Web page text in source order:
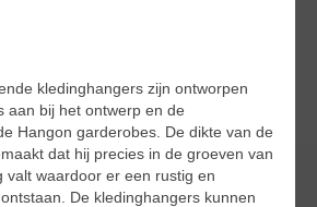
kledinghangers zijn ontworpen
aan bij het ontwerp en de
Hangon garderobes. De dikte van de
dat hij precies in de groeven van
valt waardoor er een rustig en
De kledinghangers kunnen